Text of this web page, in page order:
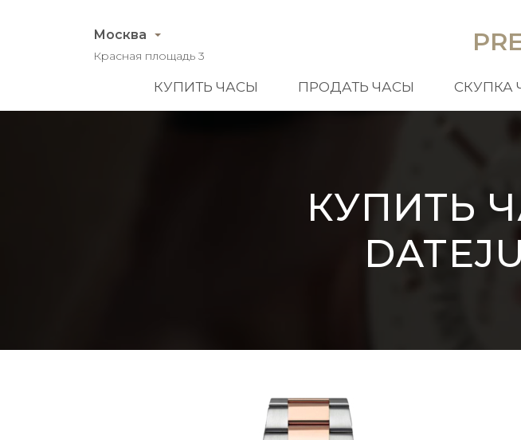
Москва
Красная площадь 3
КУПИТЬ ЧАСЫ ПРОДАТЬ ЧАСЫ СКУПКА
КУПИТЬ